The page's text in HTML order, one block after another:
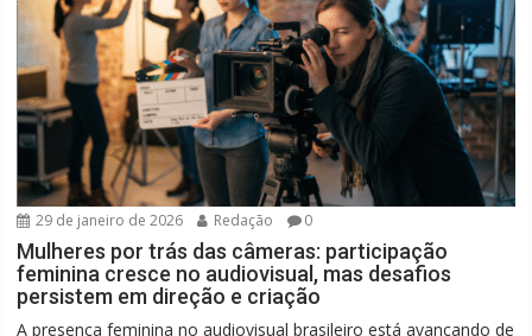
29 de janeiro de 2026 Redação 0
Mulheres por trás das câmeras: participação
feminina cresce no audiovisual, mas desafios
persistem em direção e criação
A presença feminina no audiovisual brasileiro está avançando de